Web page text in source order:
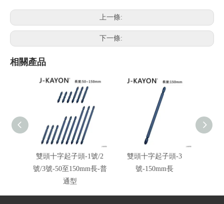
上一條:
下一條:
相關產品
雙頭十字起子頭-1號/2
號/3號-50至150mm長-普
通型
雙頭十字起子頭-3
號-150mm長